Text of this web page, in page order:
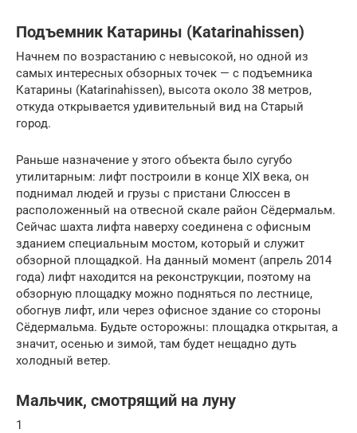
Подъемник Катарины (Katarinahissen)
Начнем по возрастанию с невысокой, но одной из
самых интересных обзорных точек — с подъемника
Катарины (Katarinahissen), высота около 38 метров,
откуда открывается удивительный вид на Старый
город.
Раньше назначение у этого объекта было сугубо
утилитарным: лифт построили в конце XIX века, он
поднимал людей и грузы с пристани Слюссен в
расположенный на отвесной скале район Сёдермальм.
Сейчас шахта лифта наверху соединена с офисным
зданием специальным мостом, который и служит
обзорной площадкой. На данный момент (апрель 2014
года) лифт находится на реконструкции, поэтому на
обзорную площадку можно подняться по лестнице,
обогнув лифт, или через офисное здание со стороны
Сёдермальма. Будьте осторожны: площадка открытая, а
значит, осенью и зимой, там будет нещадно дуть
холодный ветер.
Мальчик, смотрящий на луну
1